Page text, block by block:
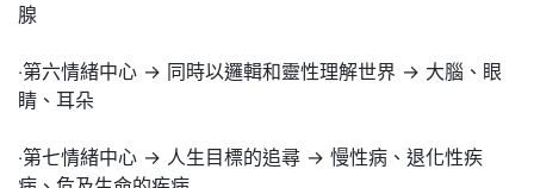
腺
‧第六情緒中心 → 同時以邏輯和靈性理解世界 → 大腦、眼
睛、耳朵
‧第七情緒中心 → 人生目標的追尋 → 慢性病、退化性疾